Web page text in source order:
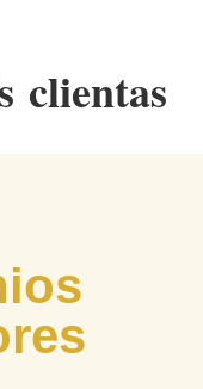
clientas